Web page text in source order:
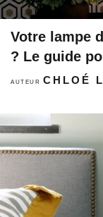
Votre lampe
? Le guide
AUTEURCHLOÉ